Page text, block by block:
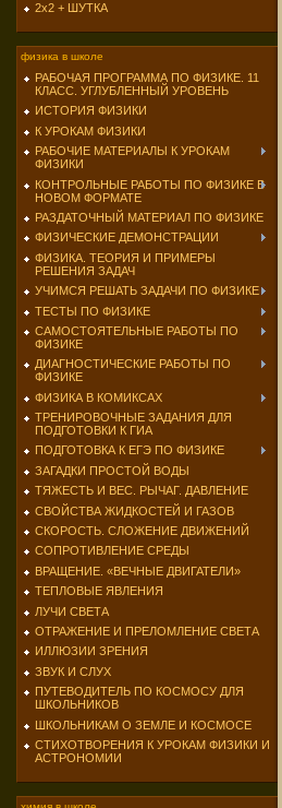
2х2 + ШУТКА
физика в школе
РАБОЧАЯ ПРОГРАММА ПО ФИЗИКЕ. 11
КЛАСС. УГЛУБЛЕННЫЙ УРОВЕНЬ
ИСТОРИЯ ФИЗИКИ
К УРОКАМ ФИЗИКИ
РАБОЧИЕ МАТЕРИАЛЫ К УРОКАМ
ФИЗИКИ
КОНТРОЛЬНЫЕ РАБОТЫ ПО ФИЗИКЕ В
НОВОМ ФОРМАТЕ
РАЗДАТОЧНЫЙ МАТЕРИАЛ ПО ФИЗИКЕ
ФИЗИЧЕСКИЕ ДЕМОНСТРАЦИИ
ФИЗИКА. ТЕОРИЯ И ПРИМЕРЫ
РЕШЕНИЯ ЗАДАЧ
УЧИМСЯ РЕШАТЬ ЗАДАЧИ ПО ФИЗИКЕ
ТЕСТЫ ПО ФИЗИКЕ
САМОСТОЯТЕЛЬНЫЕ РАБОТЫ ПО
ФИЗИКЕ
ДИАГНОСТИЧЕСКИЕ РАБОТЫ ПО
ФИЗИКЕ
ФИЗИКА В КОМИКСАХ
ТРЕНИРОВОЧНЫЕ ЗАДАНИЯ ДЛЯ
ПОДГОТОВКИ К ГИА
ПОДГОТОВКА К ЕГЭ ПО ФИЗИКЕ
ЗАГАДКИ ПРОСТОЙ ВОДЫ
ТЯЖЕСТЬ И ВЕС. РЫЧАГ. ДАВЛЕНИЕ
СВОЙСТВА ЖИДКОСТЕЙ И ГАЗОВ
СКОРОСТЬ. СЛОЖЕНИЕ ДВИЖЕНИЙ
СОПРОТИВЛЕНИЕ СРЕДЫ
ВРАЩЕНИЕ. «ВЕЧНЫЕ ДВИГАТЕЛИ»
ТЕПЛОВЫЕ ЯВЛЕНИЯ
ЛУЧИ СВЕТА
ОТРАЖЕНИЕ И ПРЕЛОМЛЕНИЕ СВЕТА
ИЛЛЮЗИИ ЗРЕНИЯ
ЗВУК И СЛУХ
ПУТЕВОДИТЕЛЬ ПО КОСМОСУ ДЛЯ
ШКОЛЬНИКОВ
ШКОЛЬНИКАМ О ЗЕМЛЕ И КОСМОСЕ
СТИХОТВОРЕНИЯ К УРОКАМ ФИЗИКИ И
АСТРОНОМИИ